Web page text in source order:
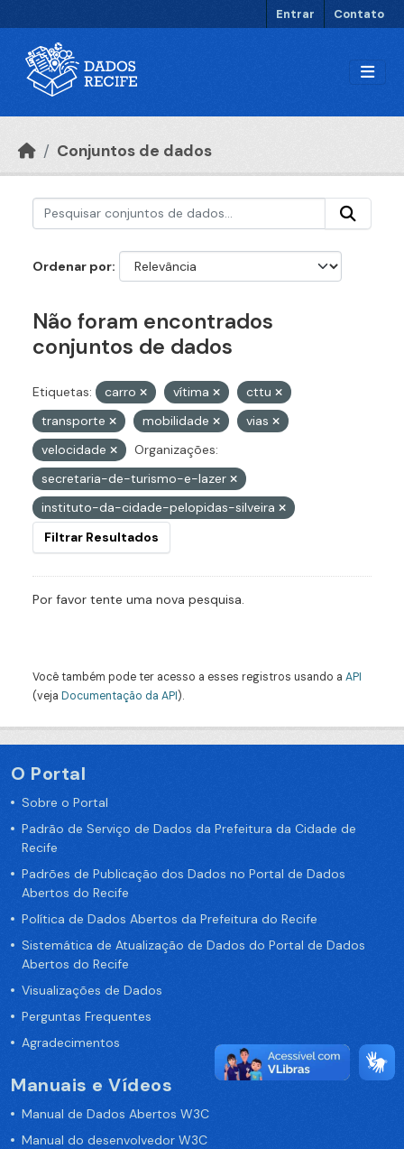
Entrar Contato
Conjuntos de dados
Ordenar por
Não foram encontrados
conjuntos de dados
Etiquetas: carro vítima
cttu
transporte
mobilidade
vias
velocidade
Organizações:
secretaria-de-turismo-e-lazer
instituto-da-cidade-pelopidas-silveira
Filtrar Resultados
Por favor tente uma nova pesquisa.
Você também pode ter acesso a esses registros usando a API
(veja Documentação da API).
O Portal
Sobre o Portal
Padrão de Serviço de Dados da Prefeitura da Cidade de
Recife
Padrões de Publicação dos Dados no Portal de Dados
Abertos do Recife
Política de Dados Abertos da Prefeitura do Recife
Sistemática de Atualização de Dados do Portal de Dados
Abertos do Recife
Visualizações de Dados
Perguntas Frequentes
Agradecimentos
Manuais e Vídeos
Manual de Dados Abertos W3C
Manual do desenvolvedor W3C